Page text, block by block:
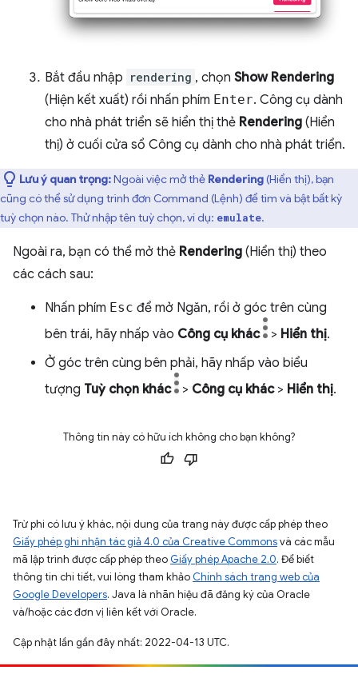
Bắt đầu nhập rendering , chọn Show Rendering
(Hiện kết xuất) rồi nhấn phím Enter. Công cụ dành
cho nhà phát triển sẽ hiển thị thẻ Rendering (Hiển
thị) ở cuối cửa sổ Công cụ dành cho nhà phát triển.
Lưu ý quan trọng:Ngoài việc mở thẻ Rendering(Hiển thị), bạn
cũng có thể sử dụng trình đơn Command (Lệnh) để tìm và bật bất kỳ
tuỳ chọn nào. Thử nhập tên tuỳ chọn, ví dụ: emulate.
Ngoài ra, bạn có thể mở thẻ Rendering (Hiển thị) theo
các cách sau:
Nhấn phím Esc để mở Ngăn, rồi ở góc trên cùng
bên trái, hãy nhấp vào Công cụ khác > Hiển thị.
Ở góc trên cùng bên phải, hãy nhấp vào biểu
tượng Tuỳ chọn khác > Công cụ khác> Hiển thị.
Thông tin này có hữu ích không cho bạn không?
Trừ phi có lưu ý khác, nội dung của trang này được cấp phép theo
Giấy phép ghi nhận tác giả 4.0 của Creative Commonsvà các mẫu
mã lập trình được cấp phép theo Giấy phép Apache 2.0. Để biết
thông tin chi tiết, vui lòng tham khảo Chính sách trang web của
Google Developers. Java là nhãn hiệu đã đăng ký của Oracle
và/hoặc các đơn vị liên kết với Oracle.
Cập nhật lần gần đây nhất: 2022-04-13 UTC.